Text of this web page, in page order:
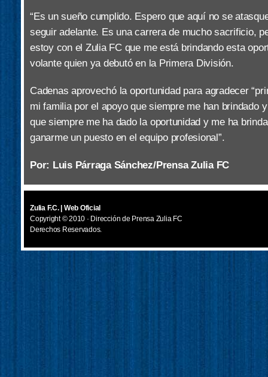
“Es un sueño cumplido. Espero que aquí no se
seguir adelante. Es una carrera de mucho sacrificio,
estoy con el Zulia FC que me está brindando esta
volante quien ya debutó en la Primera División.
Cadenas aprovechó la oportunidad para agradecer
mi familia por el apoyo que siempre me han brindado
que siempre me ha dado la oportunidad y me ha
ganarme un puesto en el equipo profesional”.
Por: Luis Párraga Sánchez/Prensa Zulia FC
Zulia F.C. | Web Oficial
Copyright © 2010 · Dirección de Prensa Zulia FC
Derechos Reservados.